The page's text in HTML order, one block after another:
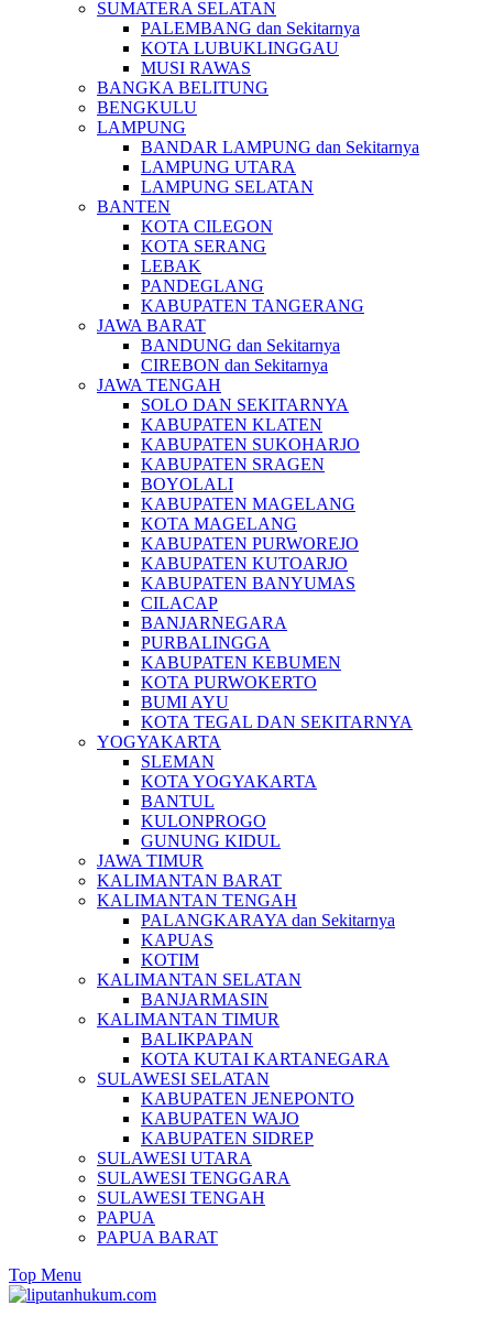
SUMATERA SELATAN
PALEMBANG dan Sekitarnya
KOTA LUBUKLINGGAU
MUSI RAWAS
BANGKA BELITUNG
BENGKULU
LAMPUNG
BANDAR LAMPUNG dan Sekitarnya
LAMPUNG UTARA
LAMPUNG SELATAN
BANTEN
KOTA CILEGON
KOTA SERANG
LEBAK
PANDEGLANG
KABUPATEN TANGERANG
JAWA BARAT
BANDUNG dan Sekitarnya
CIREBON dan Sekitarnya
JAWA TENGAH
SOLO DAN SEKITARNYA
KABUPATEN KLATEN
KABUPATEN SUKOHARJO
KABUPATEN SRAGEN
BOYOLALI
KABUPATEN MAGELANG
KOTA MAGELANG
KABUPATEN PURWOREJO
KABUPATEN KUTOARJO
KABUPATEN BANYUMAS
CILACAP
BANJARNEGARA
PURBALINGGA
KABUPATEN KEBUMEN
KOTA PURWOKERTO
BUMI AYU
KOTA TEGAL DAN SEKITARNYA
YOGYAKARTA
SLEMAN
KOTA YOGYAKARTA
BANTUL
KULONPROGO
GUNUNG KIDUL
JAWA TIMUR
KALIMANTAN BARAT
KALIMANTAN TENGAH
PALANGKARAYA dan Sekitarnya
KAPUAS
KOTIM
KALIMANTAN SELATAN
BANJARMASIN
KALIMANTAN TIMUR
BALIKPAPAN
KOTA KUTAI KARTANEGARA
SULAWESI SELATAN
KABUPATEN JENEPONTO
KABUPATEN WAJO
KABUPATEN SIDREP
SULAWESI UTARA
SULAWESI TENGGARA
SULAWESI TENGAH
PAPUA
PAPUA BARAT
Top Menu